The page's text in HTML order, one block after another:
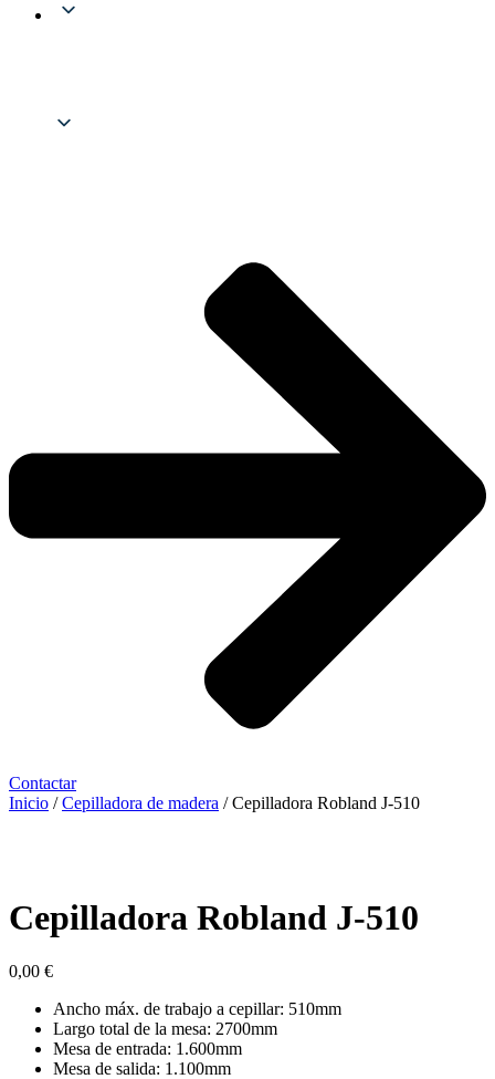
Contactar
Inicio /Cepilladora de madera / Cepilladora Robland J-510
Cepilladora Robland J-510
0,00 €
Ancho máx. de trabajo a cepillar: 510mm
Largo total de la mesa: 2700mm
Mesa de entrada: 1.600mm
Mesa de salida: 1.100mm